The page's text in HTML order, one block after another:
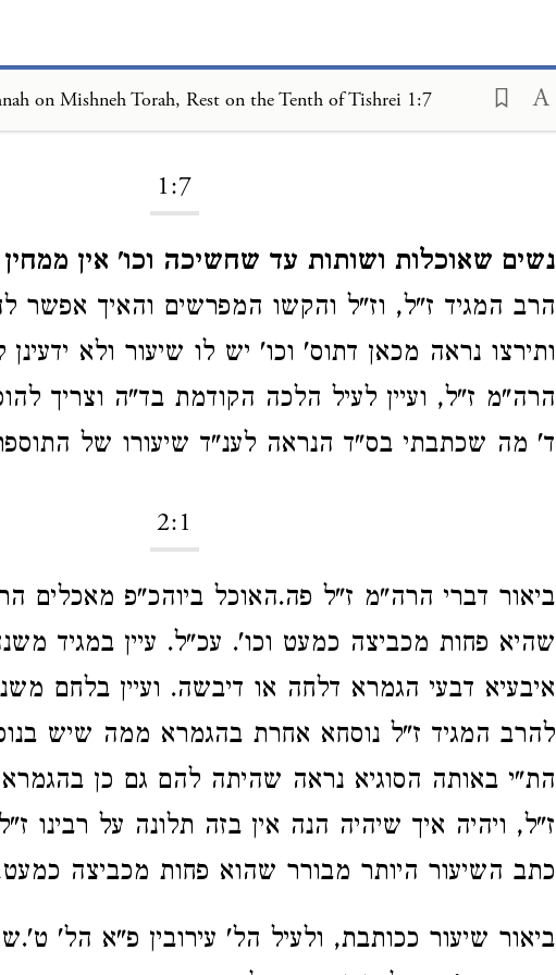
on Mishneh Torah, Rest on the Tenth of Tishrei 1:7
1:7
נשים שאוכלות ושותות עד שחשיכה וכו' אין ממחין
הרב המגיד ז"ל, וז"ל והקשו המפרשים והאיך אפשר
ותירצו נראה מכאן דתוס' וכו' יש לו שיעור ולא ידעינן
הרה"מ ז"ל, ועיין לעיל הלכה הקודמת בד"ה וצריך
ד' מה שכתבתי בס"ד הנראה לענ"ד שיעורו של
2:1
ביאור דברי הרה"מ ז"ל פה.האוכל ביוהכ"פ מאכלים
שהיא פחות מכביצה כמעט וכו'. עכ"ל. עיין במגיד
איבעיא דבעי הגמרא דלחה או דיבשה. ועיין בלחם
להרב המגיד ז"ל נוסחא אחרת בהגמרא ממה שיש
הת"י באותה הסוגיא נראה שהיתה להם גם כן
ז"ל, ויהיה איך שיהיה הנה אין בזה תלונה על רבינו
כתב השיעור היותר מבורר שהוא פחות מכביצה
ביאור שיעור ככותבת, ולעיל הל' עירובין פ"א הל'